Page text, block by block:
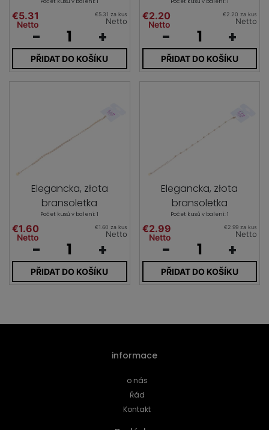
€5.31
Netto
€5.31 za kus
Netto
- +
PŘIDAT DO KOŠÍKU
€2.20
Netto
€2.20 za kus
Netto
- +
PŘIDAT DO KOŠÍKU
Elegancka, złota
bransoletka
Počet kusů v balení: 1
€1.60
Netto
€1.60 za kus
Netto
- +
PŘIDAT DO KOŠÍKU
Elegancka, złota
bransoletka
Počet kusů v balení: 1
€2.99
Netto
€2.99 za kus
Netto
- +
PŘIDAT DO KOŠÍKU
informace
o nás
Řád
Kontakt